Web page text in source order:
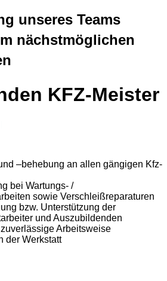
unseres Teams
nächstmöglichen
KFZ-Meister
–behebung an allen gängigen Kfz-
bei Wartungs- /
sowie Verschleißreparaturen
bzw. Unterstützung der
und Auszubildenden
Arbeitsweise
der Werkstatt